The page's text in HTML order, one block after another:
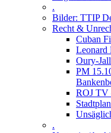
.
Bilder: TTIP
Recht &
Cuban
Leonard
Oury-
PM
ROJ TV
.